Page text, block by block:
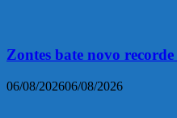
Zontes bate novo
06/08/202606/08/2026